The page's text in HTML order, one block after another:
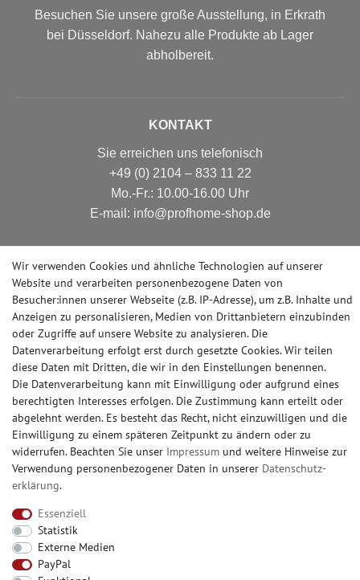
Besuchen Sie unsere große Ausstellung, in Erkrath
bei Düsseldorf. Nahezu alle Produkte ab Lager
abholbereit.
KONTAKT
Sie erreichen uns telefonisch
+49 (0) 2104 – 833 11 22
Mo.-Fr.: 10.00-16.00 Uhr
E-mail: info@profhome-shop.de
ZAHLUNGSARTEN
SOCIAL MEDIA
© Copyright 2026 | e-Delux GmbH
Wir verwenden Cookies und ähnliche Technologien auf unserer
Website und verarbeiten personenbezogene Daten von
Besucher:innen unserer Webseite (z.B. IP-Adresse), um z.B. Inhalte und
Anzeigen zu personalisieren, Medien von Drittanbietern einzubinden
oder Zugriffe auf unsere Website zu analysieren. Die
Datenverarbeitung erfolgt erst durch gesetzte Cookies. Wir teilen
diese Daten mit Dritten, die wir in den Einstellungen benennen.
Die Datenverarbeitung kann mit Einwilligung oder aufgrund eines
berechtigten Interesses erfolgen. Die Zustimmung kann erteilt oder
abgelehnt werden. Es besteht das Recht, nicht einzuwilligen und die
Einwilligung zu einem späteren Zeitpunkt zu ändern oder zu
widerrufen. Beachten Sie unser Impressum und weitere Hinweise zur
Verwendung personenbezogener Daten in unserer Daten­schutz­
erklärung.
Essenziell
Statistik
Externe Medien
PayPal